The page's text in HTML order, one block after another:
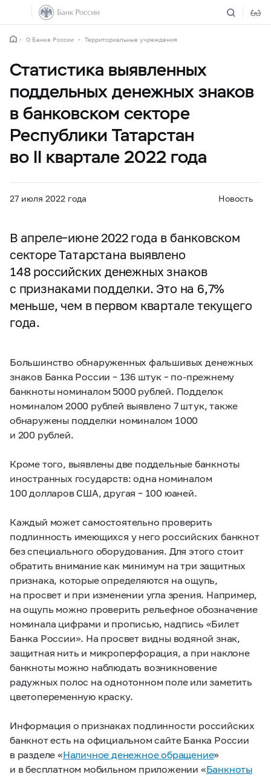
О Банке России Территориальные учреждения
Статистика выявленных
поддельных денежных знаков
в банковском секторе
Республики Татарстан
во II квартале 2022 года
27 июля 2022 года Новость
В апреле–июне 2022 года в банковском
секторе Татарстана выявлено
148 российских денежных знаков
с признаками подделки. Это на 6,7%
меньше, чем в первом квартале текущего
года.
Большинство обнаруженных фальшивых денежных
знаков Банка России – 136 штук – по-прежнему
банкноты номиналом 5000 рублей. Подделок
номиналом 2000 рублей выявлено 7 штук, также
обнаружены подделки номиналом 1000
и 200 рублей.
Кроме того, выявлены две поддельные банкноты
иностранных государств: одна номиналом
100 долларов США, другая – 100 юаней.
Каждый может самостоятельно проверить
подлинность имеющихся у него российских банкнот
без специального оборудования. Для этого стоит
обратить внимание как минимум на три защитных
признака, которые определяются на ощупь,
на просвет и при изменении угла зрения. Например,
на ощупь можно проверить рельефное обозначение
номинала цифрами и прописью, надпись «Билет
Банка России». На просвет видны водяной знак,
защитная нить и микроперфорация, а при наклоне
банкноты можно наблюдать возникновение
радужных полос на однотонном поле или заметить
цветопеременную краску.
Информация о признаках подлинности российских
банкнот есть на официальном сайте Банка России
в разделе «Наличное денежное обращение»
и в бесплатном мобильном приложении «Банкноты